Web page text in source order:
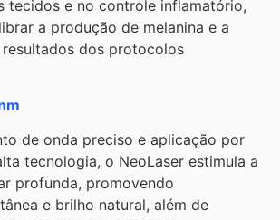
tecidos e no controle inflamatório,
a produção de melanina e a
dos protocolos
de onda preciso e aplicação por
tecnologia, o NeoLaser estimula a
profunda, promovendo
e brilho natural, além de